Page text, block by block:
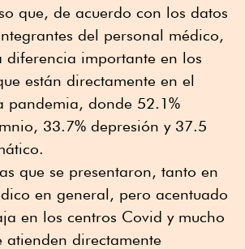
que, de acuerdo con los datos
del personal médico,
diferencia importante en los
están directamente en el
pandemia, donde 52.1%
33.7% depresión y 37.5
que se presentaron, tanto en
en general, pero acentuado
en los centros Covid y mucho
atienden directamente